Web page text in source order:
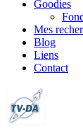
Goodies
Mes
Blog
Liens
Contact